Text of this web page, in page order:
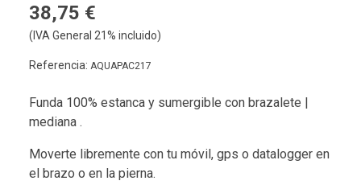
38,75 €
(IVA General 21% incluido)
Referencia: AQUAPAC217
Funda 100% estanca y sumergible con brazalete |
mediana .
Moverte libremente con tu móvil, gps o datalogger en
el brazo o en la pierna.